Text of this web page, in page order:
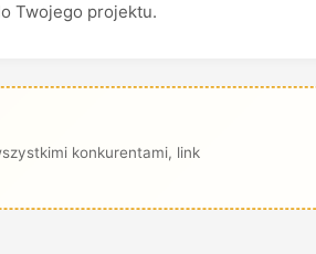
Twojego projektu.
konkurentami, link